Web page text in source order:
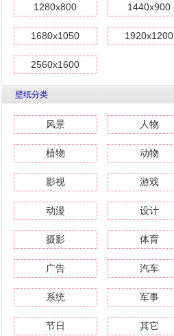
1280x800 1440x900
1680x1050 1920x1200
2560x1600
壁纸分类
风景 人物
植物 动物
影视 游戏
动漫 设计
摄影 体育
广告 汽车
系统 军事
节日 其它